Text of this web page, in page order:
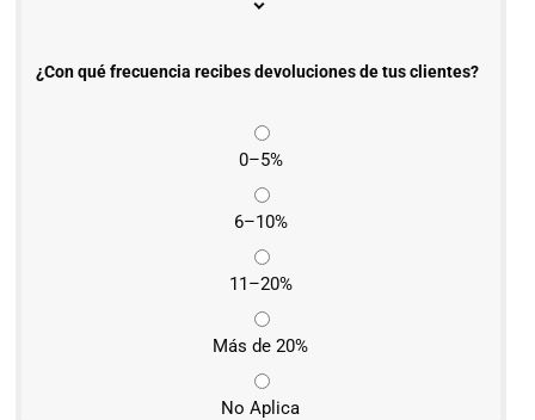
¿Con qué frecuencia recibes devoluciones de tus clientes?
0–5%
6–10%
11–20%
Más de 20%
No Aplica